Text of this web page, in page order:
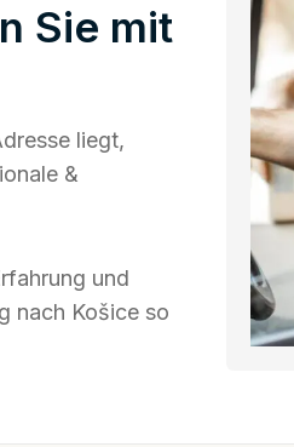
Sie mit
liegt,
&
und
nach Košice so